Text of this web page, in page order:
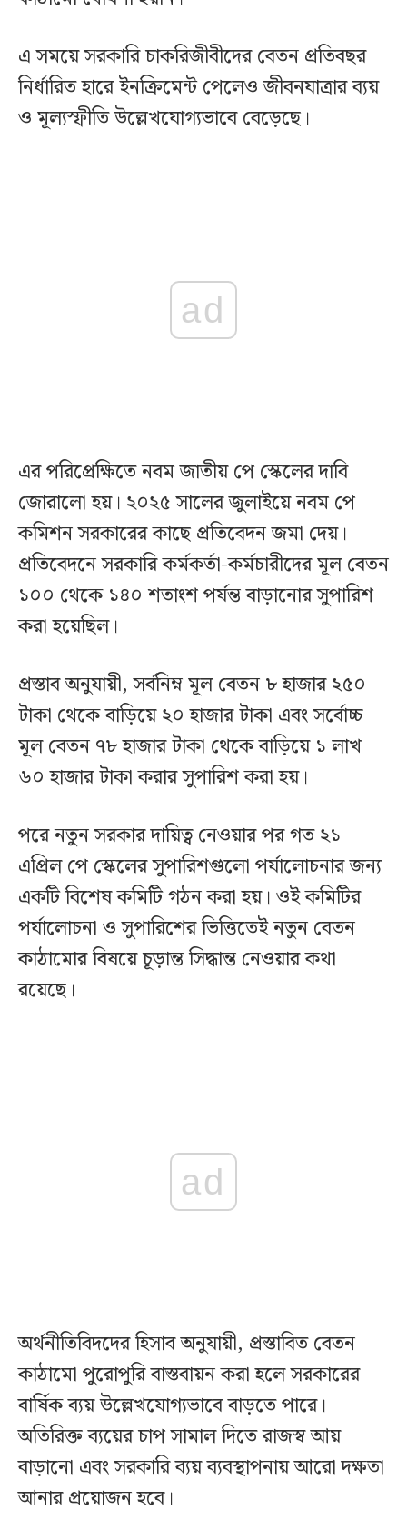
এ সময়ে সরকারি চাকরিজীবীদের বেতন প্রতিবছর
নির্ধারিত হারে ইনক্রিমেন্ট পেলেও জীবনযাত্রার ব্যয়
ও মূল্যস্ফীতি উল্লেখযোগ্যভাবে বেড়েছে।
ad
এর পরিপ্রেক্ষিতে নবম জাতীয় পে স্কেলের দাবি
জোরালো হয়। ২০২৫ সালের জুলাইয়ে নবম পে
কমিশন সরকারের কাছে প্রতিবেদন জমা দেয়।
প্রতিবেদনে সরকারি কর্মকর্তা-কর্মচারীদের মূল বেতন
১০০ থেকে ১৪০ শতাংশ পর্যন্ত বাড়ানোর সুপারিশ
করা হয়েছিল।
প্রস্তাব অনুযায়ী, সর্বনিম্ন মূল বেতন ৮ হাজার ২৫০
টাকা থেকে বাড়িয়ে ২০ হাজার টাকা এবং সর্বোচ্চ
মূল বেতন ৭৮ হাজার টাকা থেকে বাড়িয়ে ১ লাখ
৬০ হাজার টাকা করার সুপারিশ করা হয়।
পরে নতুন সরকার দায়িত্ব নেওয়ার পর গত ২১
এপ্রিল পে স্কেলের সুপারিশগুলো পর্যালোচনার জন্য
একটি বিশেষ কমিটি গঠন করা হয়। ওই কমিটির
পর্যালোচনা ও সুপারিশের ভিত্তিতেই নতুন বেতন
কাঠামোর বিষয়ে চূড়ান্ত সিদ্ধান্ত নেওয়ার কথা
রয়েছে।
ad
অর্থনীতিবিদদের হিসাব অনুযায়ী, প্রস্তাবিত বেতন
কাঠামো পুরোপুরি বাস্তবায়ন করা হলে সরকারের
বার্ষিক ব্যয় উল্লেখযোগ্যভাবে বাড়তে পারে।
অতিরিক্ত ব্যয়ের চাপ সামাল দিতে রাজস্ব আয়
বাড়ানো এবং সরকারি ব্যয় ব্যবস্থাপনায় আরো দক্ষতা
আনার প্রয়োজন হবে।